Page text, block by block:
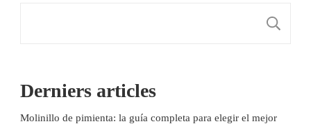
Derniers articles
Molinillo de pimienta: la guía completa para elegir el mejor